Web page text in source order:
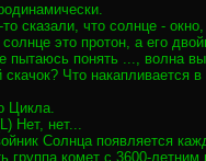
сказали, что солнце -
это протон, а его
понять ..., волна
скачок? Что накапливается
Цикла.
Нет, нет...
Солнца появляется
группа комет с 3600-